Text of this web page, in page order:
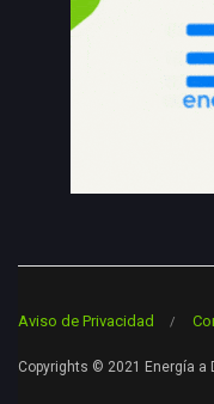
Aviso de Privacidad
Copyrights © 2021 Energía a